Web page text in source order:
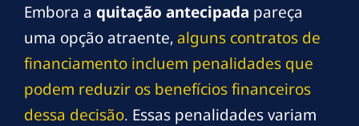
Embora a quitação antecipada pareça
uma opção atraente, alguns contratos de
financiamento incluem penalidades que
podem reduzir os benefícios financeiros
dessa decisão. Essas penalidades variam